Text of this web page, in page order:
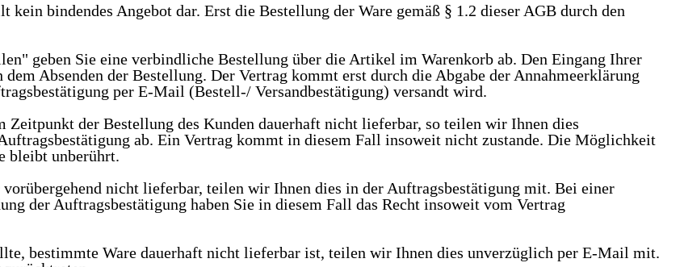
kein bindendes Angebot dar. Erst die Bestellung der Ware gemäß § 1.2 dieser AGB durch den
geben Sie eine verbindliche Bestellung über die Artikel im Warenkorb ab. Den Eingang Ihrer
Absenden der Bestellung. Der Vertrag kommt erst durch die Abgabe der Annahmeerklärung
per E-Mail (Bestell-/ Versandbestätigung) versandt wird.
der Bestellung des Kunden dauerhaft nicht lieferbar, so teilen wir Ihnen dies
ab. Ein Vertrag kommt in diesem Fall insoweit nicht zustande. Die Möglichkeit
bleibt unberührt.
nicht lieferbar, teilen wir Ihnen dies in der Auftragsbestätigung mit. Bei einer
der Auftragsbestätigung haben Sie in diesem Fall das Recht insoweit vom Vertrag
bestimmte Ware dauerhaft nicht lieferbar ist, teilen wir Ihnen dies unverzüglich per E-Mail mit.